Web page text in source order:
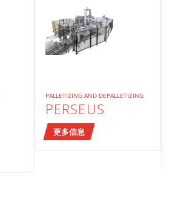
PALLETIZING AND DEPALLETIZING
PERSEUS
更多信息